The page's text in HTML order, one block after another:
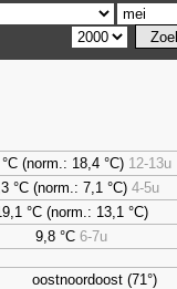
(norm.: 18,4 °C) 12-13u
°C (norm.: 7,1 °C) 4-5u
°C (norm.: 13,1 °C)
9,8°C 6-7u
oostnoordoost (71°)